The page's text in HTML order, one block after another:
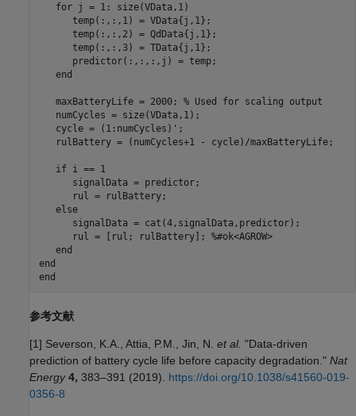
for j = 1: size(VData,1)
      temp(:,:,1) = VData{j,1};
      temp(:,:,2) = QdData{j,1};
      temp(:,:,3) = TData{j,1};
      predictor(:,:,:,j) = temp;
end
   maxBatteryLife = 2000;
% Used for scaling output
   numCycles = size(VData,1);
   cycle = (1:numCycles)';
   rulBattery = (numCycles+1 - cycle)/maxBatteryLife;
if i == 1
      signalData = predictor;
      rul = rulBattery;
else
      signalData = cat(4,signalData,predictor);
      rul = [rul; rulBattery];
%#ok<AGROW>
end
end
end
参考文献
[1] Severson, K.A., Attia, P.M., Jin, N. et al. "Data-driven
prediction of battery cycle life before capacity degradation." Nat
Energy 4, 383–391 (2019). https://doi.org/10.1038/s41560-019-
0356-8